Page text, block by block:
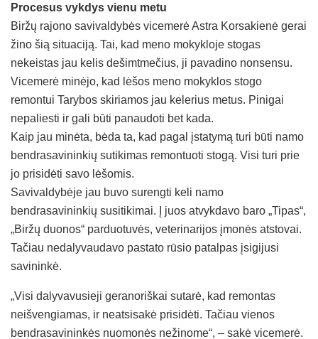
Procesus vykdys vienu metu
Biržų rajono savivaldybės vicemerė Astra Korsakienė gerai
žino šią situaciją. Tai, kad meno mokykloje stogas
nekeistas jau kelis dešimtmečius, ji pavadino nonsensu.
Vicemerė minėjo, kad lėšos meno mokyklos stogo
remontui Tarybos skiriamos jau kelerius metus. Pinigai
nepaliesti ir gali būti panaudoti bet kada.
Kaip jau minėta, bėda ta, kad pagal įstatymą turi būti namo
bendrasavininkių sutikimas remontuoti stogą. Visi turi prie
jo prisidėti savo lėšomis.
Savivaldybėje jau buvo surengti keli namo
bendrasavininkių susitikimai. Į juos atvykdavo baro „Tipas“,
„Biržų duonos“ parduotuvės, veterinarijos įmonės atstovai.
Tačiau nedalyvaudavo pastato rūsio patalpas įsigijusi
savininkė.
„Visi dalyvavusieji geranoriškai sutarė, kad remontas
neišvengiamas, ir neatsisakė prisidėti. Tačiau vienos
bendrasavininkės nuomonės nežinome“, – sakė vicemerė.